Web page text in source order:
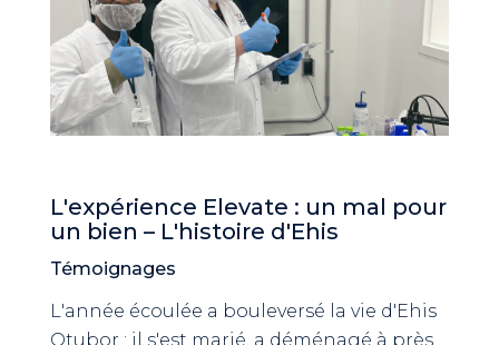
L'expérience Elevate : un mal pour
un bien – L'histoire d'Ehis
Témoignages
L'année écoulée a bouleversé la vie d'Ehis
Otubor : il s'est marié, a déménagé à près